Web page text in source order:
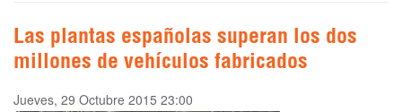
Las plantas españolas superan los dos
millones de vehículos fabricados
Jueves, 29 Octubre 2015 23:00